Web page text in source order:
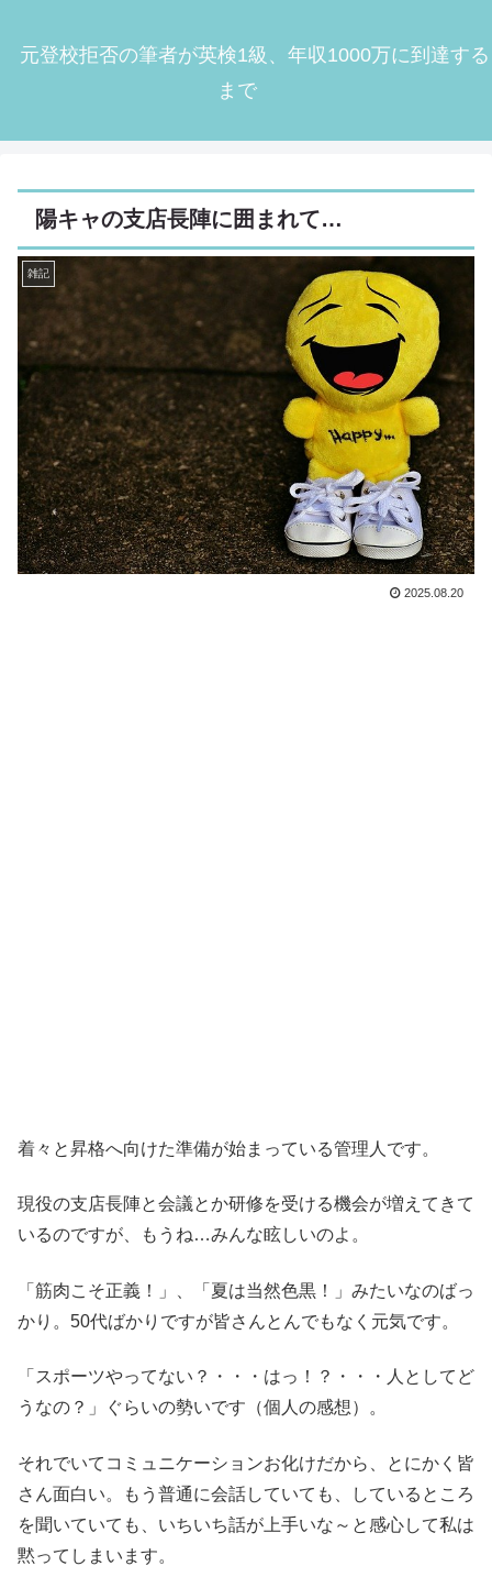
元登校拒否の筆者が英検1級、年収1000万に到達する
まで
陽キャの支店長陣に囲まれて…
雑記
2025.08.20
着々と昇格へ向けた準備が始まっている管理人です。
現役の支店長陣と会議とか研修を受ける機会が増えてきて
いるのですが、もうね…みんな眩しいのよ。
「筋肉こそ正義！」、「夏は当然色黒！」みたいなのばっ
かり。50代ばかりですが皆さんとんでもなく元気です。
「スポーツやってない？・・・はっ！？・・・人としてど
うなの？」ぐらいの勢いです（個人の感想）。
それでいてコミュニケーションお化けだから、とにかく皆
さん面白い。もう普通に会話していても、しているところ
を聞いていても、いちいち話が上手いな～と感心して私は
黙ってしまいます。